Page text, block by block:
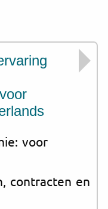
voor
contracten en